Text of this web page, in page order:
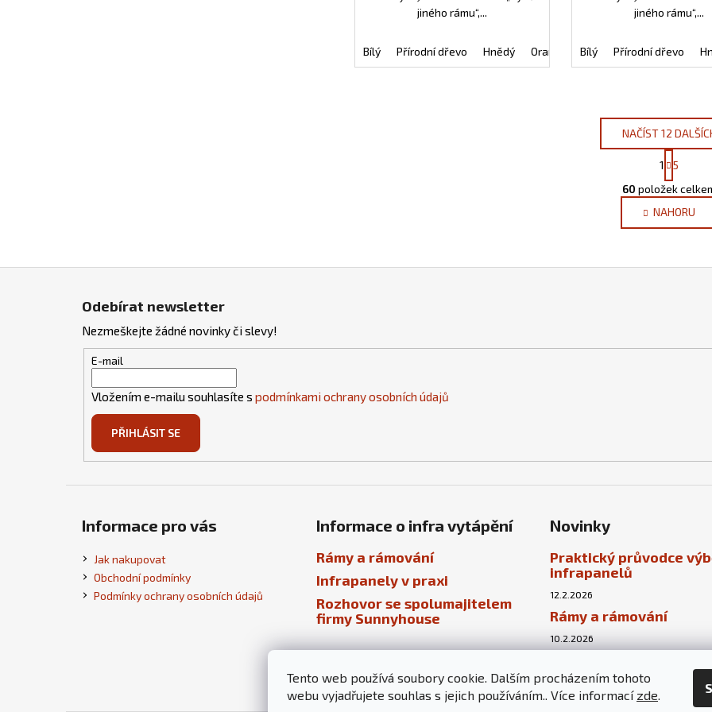
Tento web používá soubory cookie. Dalším procházením tohoto
webu vyjadřujete souhlas s jejich používáním.. Více informací zde.
jiného rámu“,...
Bílý Přírodní dřevo Hnědý Oranžový Černý Tmavě modrý
jiného rámu“,...
Bílý Přírodní dřevo
O
v
l
á
a
i
NAČÍST 12
S
t
r
á
n
k
1
5
60 položek
NAHORU
Odebírat newsletter
Nezmeškejte žádné novinky či slevy!
E-mail
Vložením e-mailu souhlasíte s podmínkami ochrany osobních údajů
PŘIHLÁSIT SE
Informace pro vás
Jak nakupovat
Obchodní podmínky
Podmínky ochrany osobních údajů
Informace o infra vytápění
Rámy a rámování
Infrapanely v praxi
Rozhovor se spolumajitelem
firmy Sunnyhouse
Novinky
Praktický průvodce
infrapanelů
12.2.2026
Rámy a rámování
10.2.2026
5.2.2026